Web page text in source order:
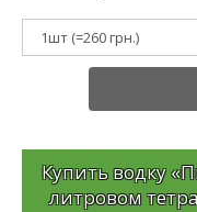
Купить водку
литровом